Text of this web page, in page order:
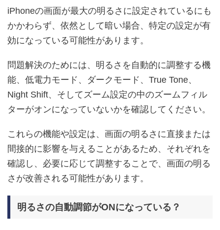
iPhoneの画面が最大の明るさに設定されているにも
かかわらず、依然として暗い場合、特定の設定が有
効になっている可能性があります。
問題解決のためには、明るさを自動的に調整する機
能、低電力モード、ダークモード、True Tone、
Night Shift、そしてズーム設定の中のズームフィル
ターがオンになっていないかを確認してください。
これらの機能や設定は、画面の明るさに直接または
間接的に影響を与えることがあるため、それぞれを
確認し、必要に応じて調整することで、画面の明る
さが改善される可能性があります。
明るさの自動調節がONになっている？